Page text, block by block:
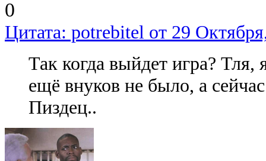
0
Цитата: potrebitel от 29
Так когда выйдет игра? Тля,
ещё внуков не было, а
Пиздец..